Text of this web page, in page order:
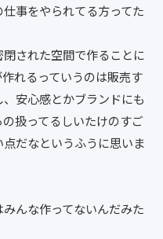
事をやられてる方ってた
された空間で作ることに
れるっていうのは販売す
安心感とかブランドにも
扱ってるしいたけのすご
だなというふうに思いま
んな作ってないんだみた